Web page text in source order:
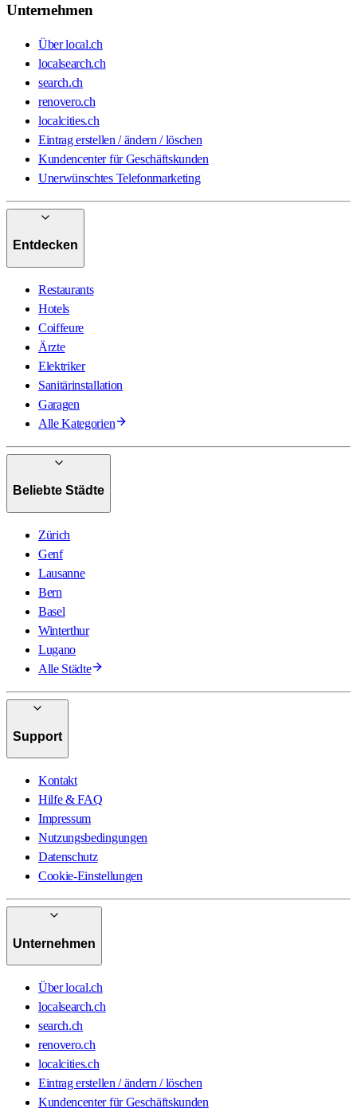
Unternehmen
Über local.ch
localsearch.ch
search.ch
renovero.ch
localcities.ch
Eintrag erstellen / ändern / löschen
Kundencenter für Geschäftskunden
Unerwünschtes Telefonmarketing
Entdecken
Restaurants
Hotels
Coiffeure
Ärzte
Elektriker
Sanitärinstallation
Garagen
Alle Kategorien
Beliebte Städte
Zürich
Genf
Lausanne
Bern
Basel
Winterthur
Lugano
Alle Städte
Support
Kontakt
Hilfe & FAQ
Impressum
Nutzungsbedingungen
Datenschutz
Cookie-Einstellungen
Unternehmen
Über local.ch
localsearch.ch
search.ch
renovero.ch
localcities.ch
Eintrag erstellen / ändern / löschen
Kundencenter für Geschäftskunden